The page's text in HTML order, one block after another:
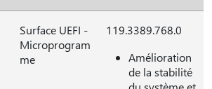
Surface UEFI -
Microprogram
me
119.3389.768.0
Amélioration
de la stabilité